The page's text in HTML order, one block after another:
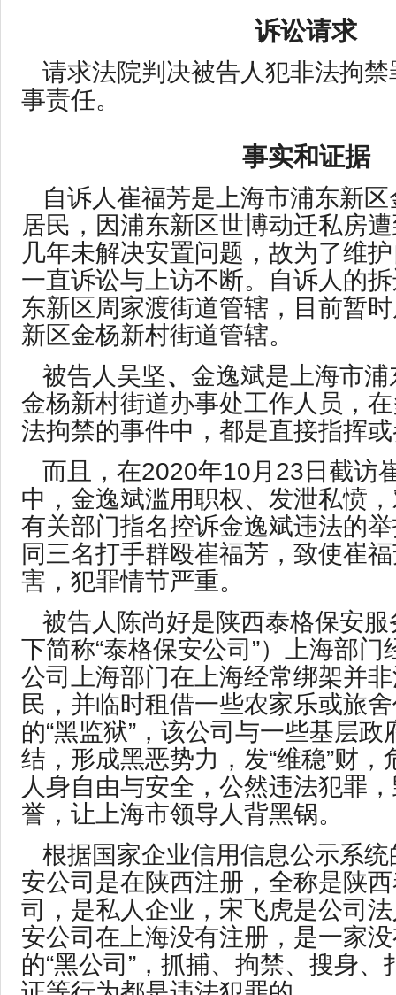
诉讼请求
请求法院判决被告人犯非法拘
事责任。
事实和证据
自诉人崔福芳是上海市浦东新
居民，因浦东新区世博动迁私房
几年未解决安置问题，故为了维
一直诉讼与上访不断。自诉人的
东新区周家渡街道管辖，目前暂
新区金杨新村街道管辖。
被告人吴坚、 金逸斌是上海市
金杨新村街道办事处工作人员，
法拘禁的事件中，都是直接指挥
而且，在2020年10月23日截访
中，金逸斌滥用职权、发泄私愤
有关部门指名控诉金逸斌违法的
同三名打手群殴崔福芳，致使崔
害，犯罪情节严重。
被告人陈尚好是陕西泰格保安
下简称“泰格保安公司”）上海部
公司上海部门在上海经常绑架并
民，并临时租借一些农家乐或旅
的“黑监狱”，该公司与一些基层
结，形成黑恶势力，发“维稳”财
人身自由与安全，公然违法犯罪
誉，让上海市领导人背黑锅。
根据国家企业信用信息公示系
安公司是在陕西注册，全称是陕
司，是私人企业，宋飞虎是公司
安公司在上海没有注册，是一家
的“黑公司”，抓捕、拘禁、搜身